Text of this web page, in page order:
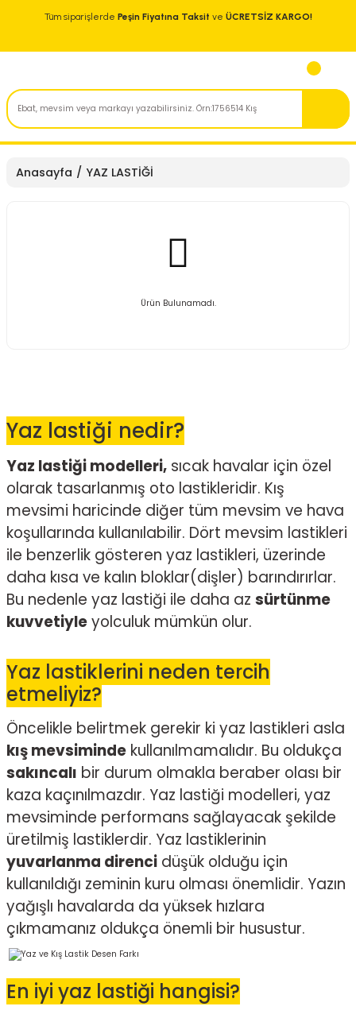
Tüm siparişlerde Peşin Fiyatına Taksit ve ÜCRETSİZ KARGO!
Anasayfa YAZ LASTİĞİ
Ürün Bulunamadı.
Yaz lastiği nedir?
Yaz lastiği modelleri, sıcak havalar için özel
olarak tasarlanmış oto lastikleridir. Kış
mevsimi haricinde diğer tüm mevsim ve hava
koşullarında kullanılabilir. Dört mevsim lastikleri
ile benzerlik gösteren yaz lastikleri, üzerinde
daha kısa ve kalın bloklar(dişler) barındırırlar.
Bu nedenle yaz lastiği ile daha az sürtünme
kuvvetiyleyolculuk mümkün olur.
Yaz lastiklerini neden tercih
etmeliyiz?
Öncelikle belirtmek gerekir ki yaz lastikleri asla
kış mevsiminde kullanılmamalıdır. Bu oldukça
sakıncalı bir durum olmakla beraber olası bir
kaza kaçınılmazdır. Yaz lastiği modelleri, yaz
mevsiminde performans sağlayacak şekilde
üretilmiş lastiklerdir. Yaz lastiklerinin
yuvarlanma direnci düşük olduğu için
kullanıldığı zeminin kuru olması önemlidir. Yazın
yağışlı havalarda da yüksek hızlara
çıkmamanız oldukça önemli bir husustur.
En iyi yaz lastiği hangisi?